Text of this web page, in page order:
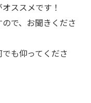
ススメです！
で、お聞きくださ
も仰ってくださ